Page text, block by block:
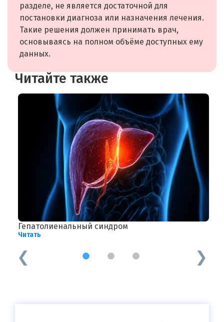
разделе, не является достаточной для
постановки диагноза или назначения лечения.
Такие решения должен принимать врач,
основываясь на полном объёме доступных ему
данных.
Читайте также
Гепатолиенальный синдром
Читать
1 2 3